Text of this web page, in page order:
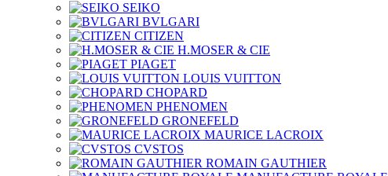
SEIKO
BVLGARI
CITIZEN
H.MOSER & CIE
PIAGET
LOUIS VUITTON
CHOPARD
PHENOMEN
GRONEFELD
MAURICE LACROIX
CVSTOS
ROMAIN GAUTHIER